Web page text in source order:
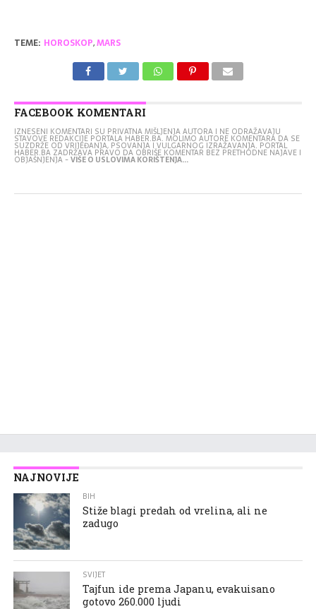
TEME: HOROSKOP,MARS
FACEBOOK KOMENTARI
IZNESENI KOMENTARI SU PRIVATNA MIŠLJENJA AUTORA I NE ODRAŽAVAJU
STAVOVE REDAKCIJE PORTALA HABER.BA. MOLIMO AUTORE KOMENTARA DA SE
SUZDRŽE OD VRIJEĐANJA, PSOVANJA I VULGARNOG IZRAŽAVANJA. PORTAL
HABER.BA ZADRŽAVA PRAVO DA OBRIŠE KOMENTAR BEZ PRETHODNE NAJAVE I
OBJAŠNJENJA -VIŠE O USLOVIMA KORIŠTENJA...
NAJNOVIJE
BIH
Stiže blagi predah od vrelina, ali ne
zadugo
SVIJET
Tajfun ide prema Japanu, evakuisano
gotovo 260.000 ljudi